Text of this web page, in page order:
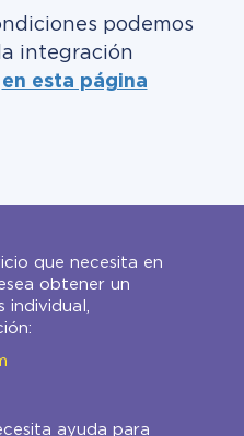
podemos
integración
en esta página
que necesita en
obtener un
ayuda para